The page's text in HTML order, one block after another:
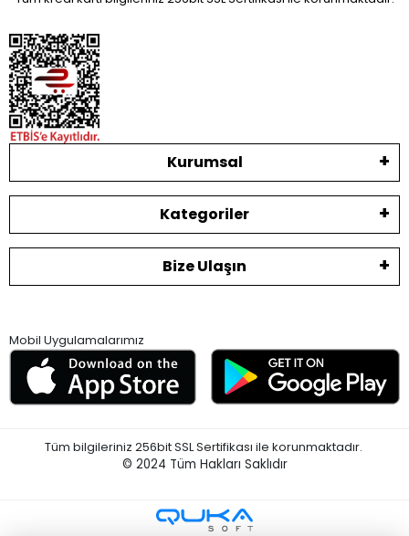
Kurumsal
Kategoriler
Bize Ulaşın
Mobil Uygulamalarımız
Tüm bilgileriniz 256bit SSL Sertifikası ile korunmaktadır.
© 2024 Tüm Hakları Saklıdır